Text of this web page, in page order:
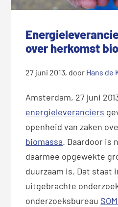
over herkomst
27 juni 2013, door Hans de
Amsterdam, 27 juni
energieleveranciers
openheid van zaken
biomassa. Daardoor is
daarmee opgewekte
duurzaam is. Dat staat
uitgebrachte
onderzoeksbureau